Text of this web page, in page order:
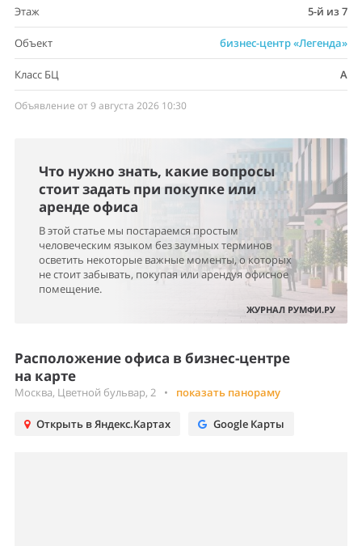
Этаж 5-й из 7
Объект бизнес-центр «Легенда»
Класс БЦ A
Объявление от 9 августа 2026 10:30
Что нужно знать, какие вопросы
стоит задать при покупке или
аренде офиса
В этой статье мы постараемся простым
человеческим языком без заумных терминов
осветить некоторые важные моменты, о которых
не стоит забывать, покупая или арендуя офисное
помещение.
ЖУРНАЛ РУМФИ.РУ
Расположение офиса в бизнес-центре
на карте
Москва, Цветной бульвар, 2 • показать панораму
Открыть в Яндекс.Картах Google Карты